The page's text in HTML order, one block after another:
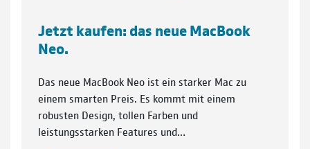
Jetzt kaufen: das neue MacBook
Neo.
Das neue MacBook Neo ist ein starker Mac zu
einem smarten Preis. Es kommt mit einem
robusten Design, tollen Farben und
leistungsstarken Features und…